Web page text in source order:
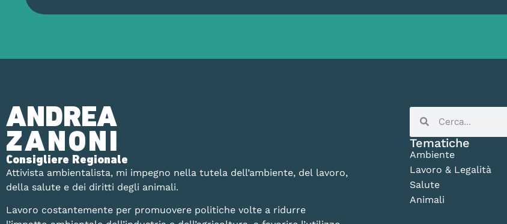
ANDREA
ZANONI
Consigliere Regionale
Attivista ambientalista, mi impegno nella tutela dell’ambiente, del lavoro,
della salute e dei diritti degli animali.
Lavoro costantemente per promuovere politiche volte a ridurre
Tematiche
Ambiente
Lavoro & Legalità
Salute
Animali